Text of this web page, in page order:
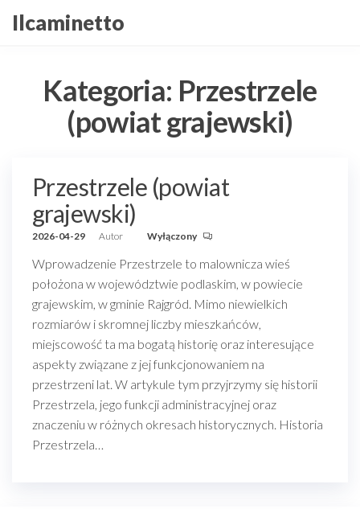
Przejdź
doIlcaminetto
Kategoria: Przestrzele
(powiat grajewski)
Przestrzele (powiat
grajewski)
2026-04-29 Autor Wyłączony
Wprowadzenie Przestrzele to malownicza wieś
położona w województwie podlaskim, w powiecie
grajewskim, w gminie Rajgród. Mimo niewielkich
rozmiarów i skromnej liczby mieszkańców,
miejscowość ta ma bogatą historię oraz interesujące
aspekty związane z jej funkcjonowaniem na
przestrzeni lat. W artykule tym przyjrzymy się historii
Przestrzela, jego funkcji administracyjnej oraz
znaczeniu w różnych okresach historycznych. Historia
Przestrzela…